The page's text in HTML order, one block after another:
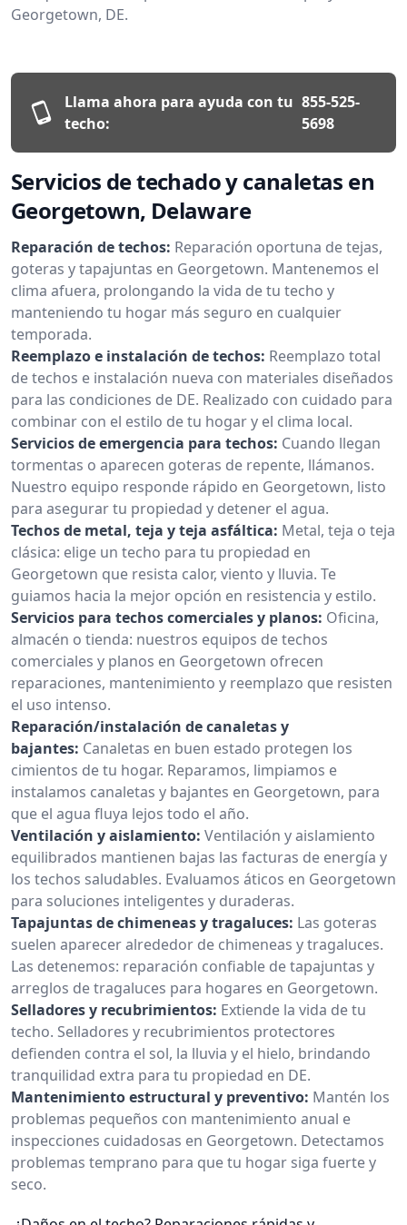
Georgetown, DE.
Llama ahora para ayuda con tu
techo:
855-525-
5698
Servicios de techado y canaletas en
Georgetown, Delaware
Reparación de techos: Reparación oportuna de tejas,
goteras y tapajuntas en Georgetown. Mantenemos el
clima afuera, prolongando la vida de tu techo y
manteniendo tu hogar más seguro en cualquier
temporada.
Reemplazo e instalación de techos: Reemplazo total
de techos e instalación nueva con materiales diseñados
para las condiciones de DE. Realizado con cuidado para
combinar con el estilo de tu hogar y el clima local.
Servicios de emergencia para techos: Cuando llegan
tormentas o aparecen goteras de repente, llámanos.
Nuestro equipo responde rápido en Georgetown, listo
para asegurar tu propiedad y detener el agua.
Techos de metal, teja y teja asfáltica: Metal, teja o teja
clásica: elige un techo para tu propiedad en
Georgetown que resista calor, viento y lluvia. Te
guiamos hacia la mejor opción en resistencia y estilo.
Servicios para techos comerciales y planos: Oficina,
almacén o tienda: nuestros equipos de techos
comerciales y planos en Georgetown ofrecen
reparaciones, mantenimiento y reemplazo que resisten
el uso intenso.
Reparación/instalación de canaletas y
bajantes: Canaletas en buen estado protegen los
cimientos de tu hogar. Reparamos, limpiamos e
instalamos canaletas y bajantes en Georgetown, para
que el agua fluya lejos todo el año.
Ventilación y aislamiento: Ventilación y aislamiento
equilibrados mantienen bajas las facturas de energía y
los techos saludables. Evaluamos áticos en Georgetown
para soluciones inteligentes y duraderas.
Tapajuntas de chimeneas y tragaluces: Las goteras
suelen aparecer alrededor de chimeneas y tragaluces.
Las detenemos: reparación confiable de tapajuntas y
arreglos de tragaluces para hogares en Georgetown.
Selladores y recubrimientos: Extiende la vida de tu
techo. Selladores y recubrimientos protectores
defienden contra el sol, la lluvia y el hielo, brindando
tranquilidad extra para tu propiedad en DE.
Mantenimiento estructural y preventivo: Mantén los
problemas pequeños con mantenimiento anual e
inspecciones cuidadosas en Georgetown. Detectamos
problemas temprano para que tu hogar siga fuerte y
seco.